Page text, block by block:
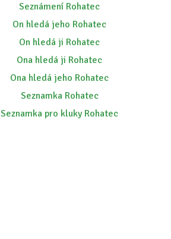
Seznámení Rohatec
On hledá jeho Rohatec
On hledá ji Rohatec
Ona hledá ji Rohatec
Ona hledá jeho Rohatec
Seznamka Rohatec
Seznamka pro kluky Rohatec